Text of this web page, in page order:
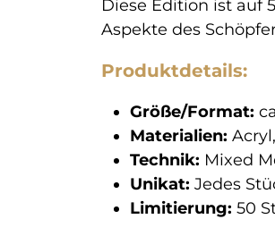
Diese Edition ist auf
Aspekte des
Produktdetails:
Größe/Format:
Materialien:
Technik: Mixed
Unikat: Jedes
Limitierung: 50